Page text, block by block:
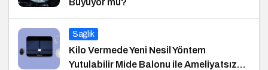
Sağlık
Kilo Vermede Yeni Nesil Yöntem
Yutulabilir Mide Balonu ile Ameliyatsız